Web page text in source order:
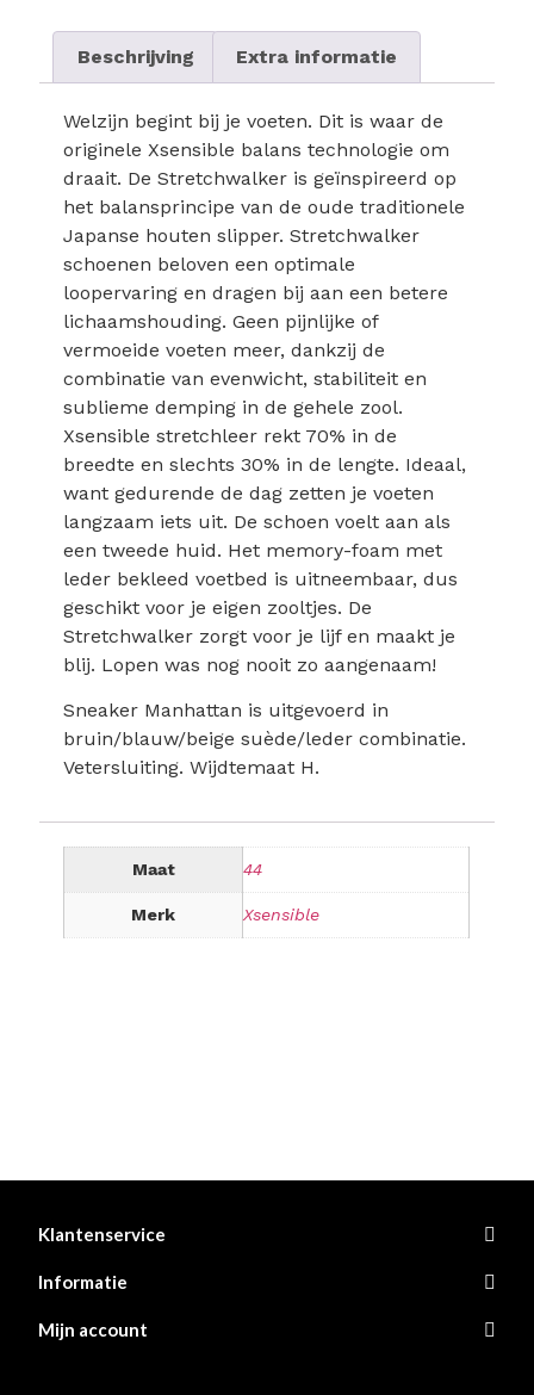
Beschrijving Extra informatie
Welzijn begint bij je voeten. Dit is waar de
originele Xsensible balans technologie om
draait. De Stretchwalker is geïnspireerd op
het balansprincipe van de oude traditionele
Japanse houten slipper. Stretchwalker
schoenen beloven een optimale
loopervaring en dragen bij aan een betere
lichaamshouding. Geen pijnlijke of
vermoeide voeten meer, dankzij de
combinatie van evenwicht, stabiliteit en
sublieme demping in de gehele zool.
Xsensible stretchleer rekt 70% in de
breedte en slechts 30% in de lengte. Ideaal,
want gedurende de dag zetten je voeten
langzaam iets uit. De schoen voelt aan als
een tweede huid. Het memory-foam met
leder bekleed voetbed is uitneembaar, dus
geschikt voor je eigen zooltjes. De
Stretchwalker zorgt voor je lijf en maakt je
blij. Lopen was nog nooit zo aangenaam!
Sneaker Manhattan is uitgevoerd in
bruin/blauw/beige suède/leder combinatie.
Vetersluiting. Wijdtemaat H.
Maat 44
Merk Xsensible
Klantenservice
Informatie
Mijn account